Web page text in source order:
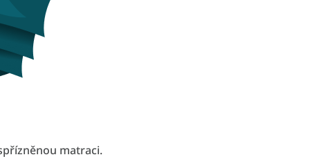
matraci.